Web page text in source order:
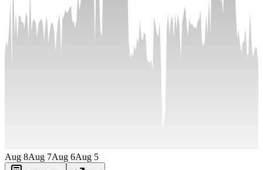
Aug 8Aug 7Aug 6Aug 5